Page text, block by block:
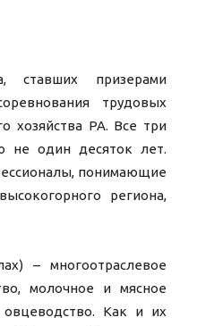
ставших призерами
трудовых
хозяйства РА. Все три
не один десяток лет.
понимающие
региона,
– многоотраслевое
молочное и мясное
овцеводство. Как и их